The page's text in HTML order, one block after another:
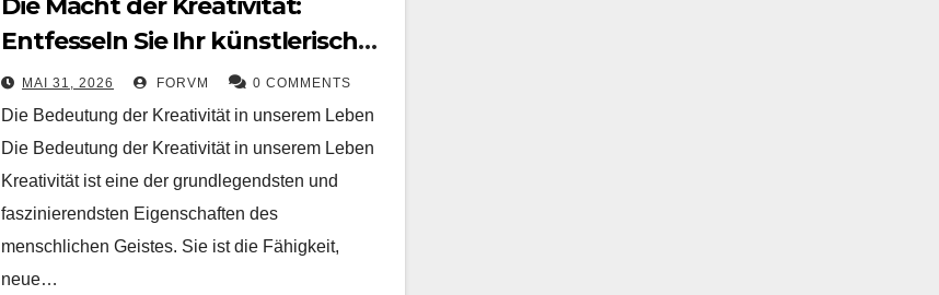
Die Macht der Kreativität:
Entfesseln Sie Ihr künstlerisches
Potenzial
MAI 31, 2026 FORVM 0 COMMENTS
Die Bedeutung der Kreativität in unserem Leben
Die Bedeutung der Kreativität in unserem Leben
Kreativität ist eine der grundlegendsten und
faszinierendsten Eigenschaften des
menschlichen Geistes. Sie ist die Fähigkeit,
neue…